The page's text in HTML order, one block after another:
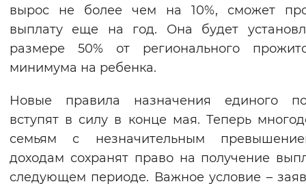
Монохромный Инверсивный
Синий фон
Включены Выключены
Звуковой ассистент
Воспроизвести Остановить
вырос не более чем на 10%, сможет
выплату еще на год. Она будет
размере 50% от регионального
минимума на ребенка.
Новые правила назначения единого
вступят в силу в конце мая. Теперь
семьям с незначительным
доходам сохранят право на получение
следующем периоде. Важное условие –